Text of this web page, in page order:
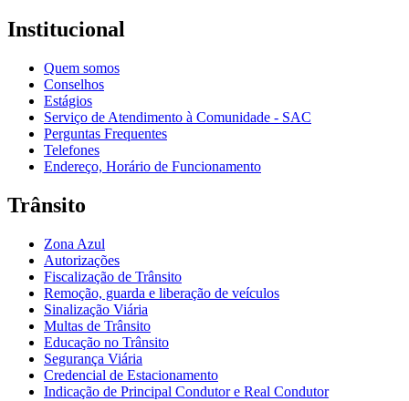
Institucional
Quem somos
Conselhos
Estágios
Serviço de Atendimento à Comunidade - SAC
Perguntas Frequentes
Telefones
Endereço, Horário de Funcionamento
Trânsito
Zona Azul
Autorizações
Fiscalização de Trânsito
Remoção, guarda e liberação de veículos
Sinalização Viária
Multas de Trânsito
Educação no Trânsito
Segurança Viária
Credencial de Estacionamento
Indicação de Principal Condutor e Real Condutor